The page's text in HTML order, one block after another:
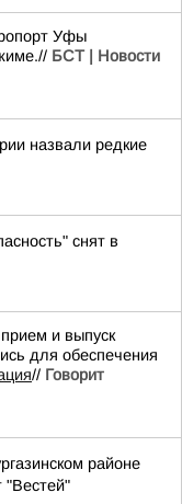
Уфы
БСТ | Новости
назвали редкие
снят в
и выпуск
для обеспечения
// Говорит
районе
"Вестей"